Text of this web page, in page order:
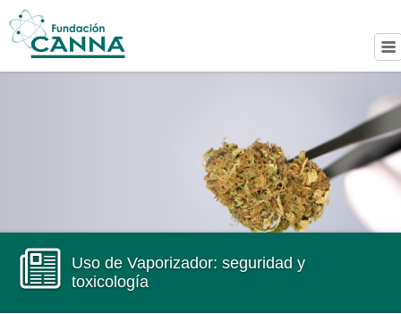
Main menu
Uso de Vaporizador: seguridad y
toxicología